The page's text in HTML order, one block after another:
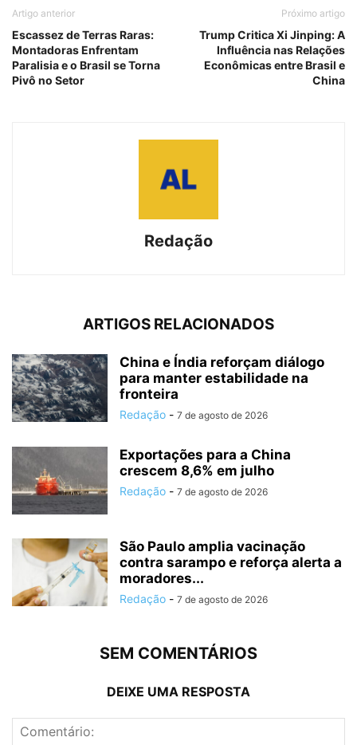
Artigo anterior
Escassez de Terras Raras:
Montadoras Enfrentam
Paralisia e o Brasil se Torna
Pivô no Setor
Próximo artigo
Trump Critica Xi Jinping: A
Influência nas Relações
Econômicas entre Brasil e
China
Redação
ARTIGOS RELACIONADOS
China e Índia reforçam diálogo
para manter estabilidade na
fronteira
Redação - 7 de agosto de 2026
Exportações para a China
crescem 8,6% em julho
Redação - 7 de agosto de 2026
São Paulo amplia vacinação
contra sarampo e reforça alerta a
moradores...
Redação - 7 de agosto de 2026
SEM COMENTÁRIOS
DEIXE UMA RESPOSTA